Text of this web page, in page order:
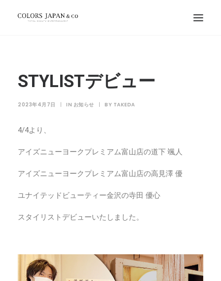
STYLISTデビュー
2023年4月7日 | IN お知らせ | BY TAKEDA
4/4より、
アイズニューヨークプレミアム富山店の道下 颯人
アイズニューヨークプレミアム富山店の高見澤 優
ユナイテッドビューティー金沢の寺田 優心
スタイリストデビューいたしました。